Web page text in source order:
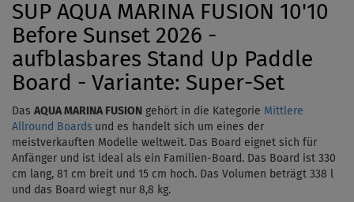
SUP AQUA MARINA FUSION 10'10
Before Sunset 2026 -
aufblasbares Stand Up Paddle
Board - Variante: Super-Set
Das AQUA MARINA FUSION gehört in die Kategorie Mittlere
Allround Boards und es handelt sich um eines der
meistverkauften Modelle weltweit. Das Board eignet sich für
Anfänger und ist ideal als ein Familien-Board. Das Board ist 330
cm lang, 81 cm breit und 15 cm hoch. Das Volumen beträgt 338 l
und das Board wiegt nur 8,8 kg.